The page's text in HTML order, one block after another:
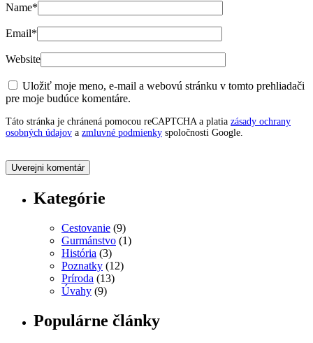
Name*
Email*
Website
Uložiť moje meno, e-mail a webovú stránku v tomto prehliadači
pre moje budúce komentáre.
Táto stránka je chránená pomocou reCAPTCHA a platia zásady ochrany
osobných údajov a zmluvné podmienky spoločnosti Google.
Kategórie
Cestovanie (9)
Gurmánstvo (1)
História (3)
Poznatky (12)
Príroda (13)
Úvahy (9)
Populárne články